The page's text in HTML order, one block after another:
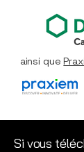
ainsi que
Si vous